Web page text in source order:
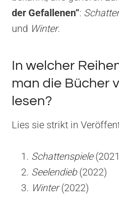
der Gefallenen“:
und Winter.
In welcher
man die Bücher
lesen?
Lies sie strikt in
Schattenspiele
Seelendieb(2022)
Winter(2022)